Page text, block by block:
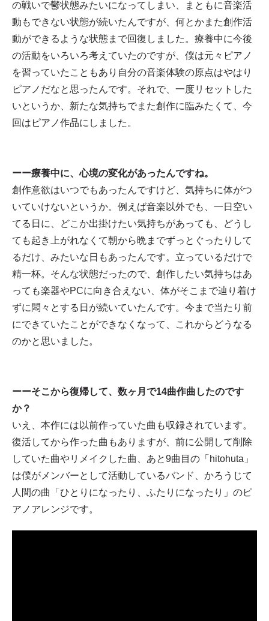
の戦いで鬱状態みたいになってしまい、まともに音楽活
動もできない状態が続いたんですが、何とかまた創作活
動ができるような状態まで回復しました。療養中に今後
の活動をいろいろ考えていたのですが、僕は元々ピアノ
を習っていたこともあり自分の音楽体験の原点はやはり
ピアノだなと思ったんです。それで、一度リセットした
いというか、新たな気持ちでまた創作に臨みたくて、今
回はピアノ作品にしました。
ーー療養中に、心境の変化があったんですね。
創作意欲はいつでもあったんですけど、気持ちに体がつ
いていけないというか。例えば音楽以外でも、一日空い
てる日に、どこか出掛けたい気持ちがあっても、どうし
ても起き上がれなくて朝から晩までずっとぐったりして
るだけ、みたいな日もあったんです。立っているだけで
精一杯。そんな状態だったので、創作したい気持ちはあ
っても楽器やPCに向き合えない、体がそこまで辿り着け
ずに悶々とする日が続いていたんです。今まで当たり前
にできていたことができなくなって、これからどうなる
のかと思いました。
ーーそこから復帰して、数ヶ月で14曲作曲したのです
か？
いえ、本作には以前作っていた曲も収録されています。
復活してから作った曲もありますが、前に公開して削除
していた曲やリメイクした曲、あと9曲目の「hitohuta」
は僕がメンバーとして活動しているバンド、かろうじて
人間の曲「ひとりになったり、ふたりになったり」のピ
アノアレンジです。